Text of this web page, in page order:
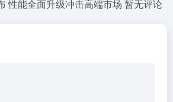
性能全面升级冲击高端市场 暂无评论